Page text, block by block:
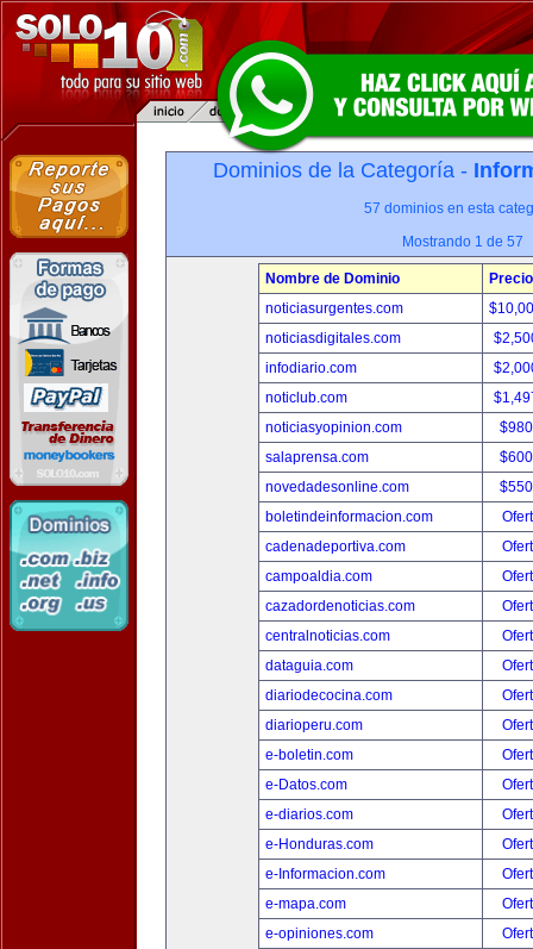
Dominios de la Categoría -
57 dominios en esta
Mostrando 1 de 57
Nombre de Dominio
Precio
noticiasurgentes.com
noticiasdigitales.com
infodiario.com
noticlub.com
noticiasyopinion.com
salaprensa.com
novedadesonline.com
boletindeinformacion.com
cadenadeportiva.com
campoaldia.com
cazadordenoticias.com
centralnoticias.com
dataguia.com
diariodecocina.com
diarioperu.com
e-boletin.com
e-Datos.com
e-diarios.com
e-Honduras.com
e-Informacion.com
e-mapa.com
e-opiniones.com